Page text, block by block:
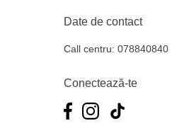
Date de contact
Call centru: 078840840
Conectează-te